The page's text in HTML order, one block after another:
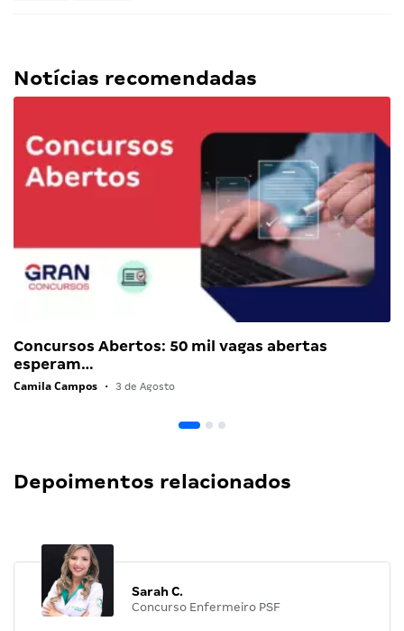
Notícias recomendadas
Concursos Abertos: 50 mil vagas abertas
esperam…
Camila Campos • 3 de Agosto
Depoimentos relacionados
Sarah C.
Concurso Enfermeiro PSF